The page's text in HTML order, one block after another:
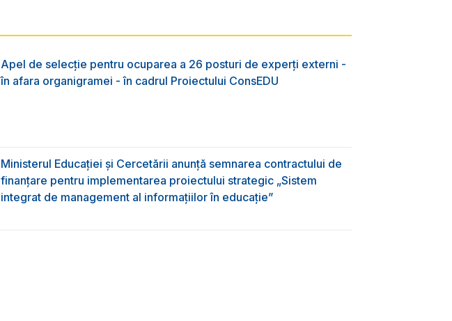
Apel de selecție pentru ocuparea a 26 posturi de experți externi -
în afara organigramei - în cadrul Proiectului ConsEDU
Ministerul Educației și Cercetării anunță semnarea contractului de
finanțare pentru implementarea proiectului strategic „Sistem
integrat de management al informațiilor în educație”